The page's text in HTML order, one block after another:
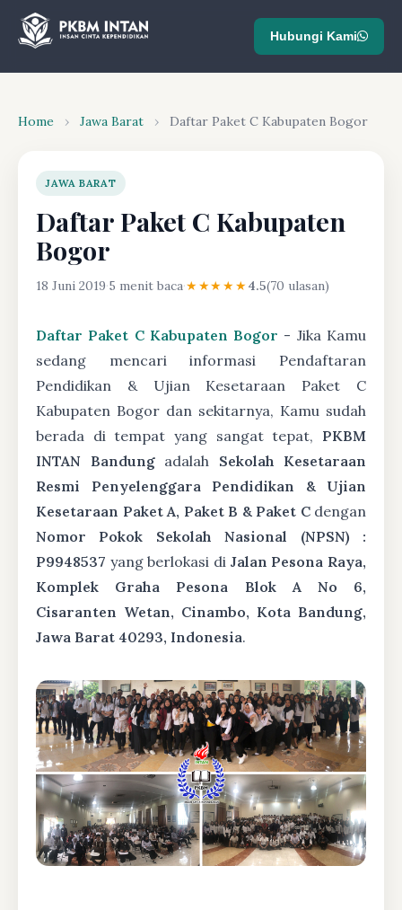
Hubungi Kami
Home › Jawa Barat › Daftar Paket C Kabupaten Bogor
JAWA BARAT
Daftar Paket C Kabupaten
Bogor
18 Juni 2019·5 menit baca·★★★★★4.5(70 ulasan)
Daftar Paket C Kabupaten Bogor - Jika Kamu
sedang mencari informasi Pendaftaran
Pendidikan & Ujian Kesetaraan Paket C
Kabupaten Bogor dan sekitarnya, Kamu sudah
berada di tempat yang sangat tepat, PKBM
INTAN Bandungadalah Sekolah Kesetaraan
Resmi Penyelenggara Pendidikan & Ujian
Kesetaraan Paket A, Paket B & Paket Cdengan
Nomor Pokok Sekolah Nasional (NPSN) :
P9948537 yang berlokasi di Jalan Pesona Raya,
Komplek Graha Pesona Blok A No 6,
Cisaranten Wetan, Cinambo, Kota Bandung,
Jawa Barat 40293, Indonesia.